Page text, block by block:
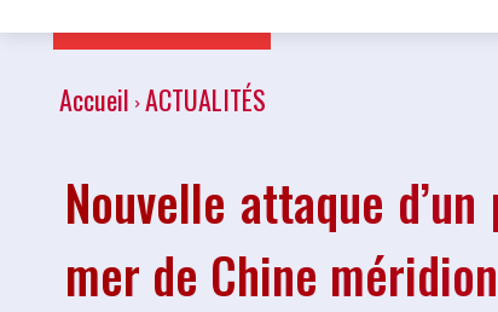
Accueil ACTUALITÉS
Nouvelle attaque
mer de Chine